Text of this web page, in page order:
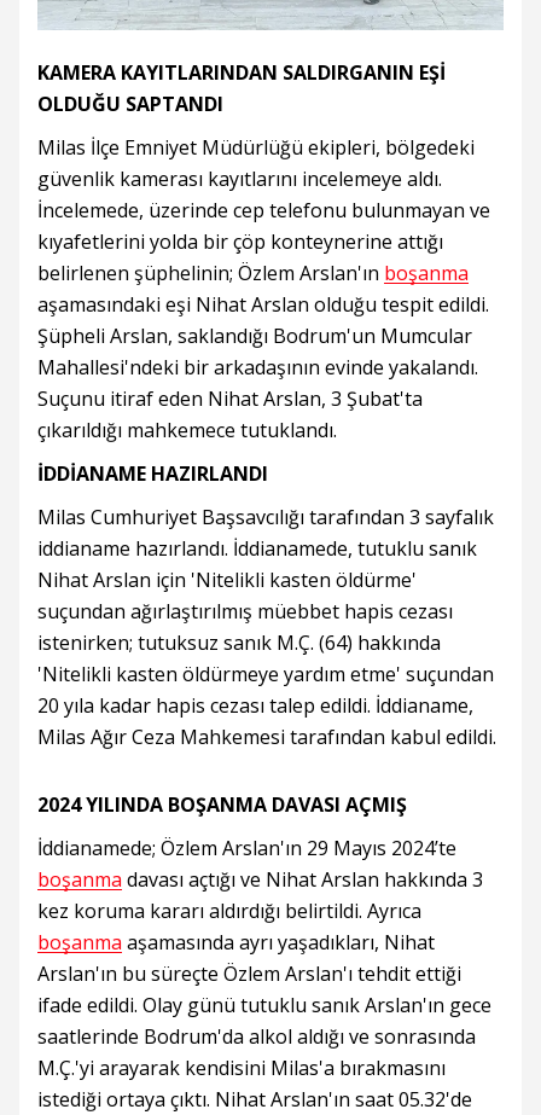
KAMERA KAYITLARINDAN SALDIRGANIN EŞİ
OLDUĞU SAPTANDI
Milas İlçe Emniyet Müdürlüğü ekipleri, bölgedeki
güvenlik kamerası kayıtlarını incelemeye aldı.
İncelemede, üzerinde cep telefonu bulunmayan ve
kıyafetlerini yolda bir çöp konteynerine attığı
belirlenen şüphelinin; Özlem Arslan'ın boşanma
aşamasındaki eşi Nihat Arslan olduğu tespit edildi.
Şüpheli Arslan, saklandığı Bodrum'un Mumcular
Mahallesi'ndeki bir arkadaşının evinde yakalandı.
Suçunu itiraf eden Nihat Arslan, 3 Şubat'ta
çıkarıldığı mahkemece tutuklandı.
İDDİANAME HAZIRLANDI
Milas Cumhuriyet Başsavcılığı tarafından 3 sayfalık
iddianame hazırlandı. İddianamede, tutuklu sanık
Nihat Arslan için 'Nitelikli kasten öldürme'
suçundan ağırlaştırılmış müebbet hapis cezası
istenirken; tutuksuz sanık M.Ç. (64) hakkında
'Nitelikli kasten öldürmeye yardım etme' suçundan
20 yıla kadar hapis cezası talep edildi. İddianame,
Milas Ağır Ceza Mahkemesi tarafından kabul edildi.
2024 YILINDA BOŞANMA DAVASI AÇMIŞ
İddianamede; Özlem Arslan'ın 29 Mayıs 2024’te
boşanma davası açtığı ve Nihat Arslan hakkında 3
kez koruma kararı aldırdığı belirtildi. Ayrıca
boşanma aşamasında ayrı yaşadıkları, Nihat
Arslan'ın bu süreçte Özlem Arslan'ı tehdit ettiği
ifade edildi. Olay günü tutuklu sanık Arslan'ın gece
saatlerinde Bodrum'da alkol aldığı ve sonrasında
M.Ç.'yi arayarak kendisini Milas'a bırakmasını
istediği ortaya çıktı. Nihat Arslan'ın saat 05.32'de